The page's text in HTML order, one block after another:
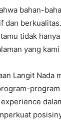
bahan-
dan
tidak
yang
Langit Nada